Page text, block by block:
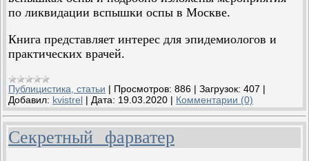
по ликвидации вспышки оспы в Москве.
Книга представляет интерес для эпидемиологов и
практических врачей.
Публицистика, статьи | Просмотров: 886 | Загрузок: 407 |
Добавил: kvistrel | Дата: 19.03.2020 | Комментарии (0)
Секретный фарватер